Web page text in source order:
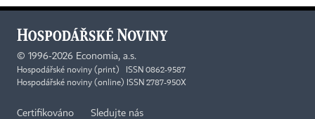
© 1996-2026 Economia, a.s.
Hospodářské noviny (print) ISSN 0862-9587
Hospodářské noviny (online) ISSN 2787-950X
Certifikováno Sledujte nás